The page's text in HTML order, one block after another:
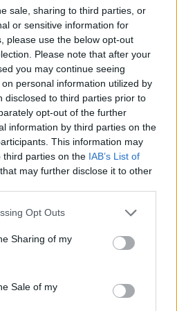
sale, sharing to third parties, or
or sensitive information for
please use the below opt-out
Please note that after your
you may continue seeing
personal information utilized by
disclosed to third parties prior to
opt-out of the further
information by third parties on the
This information may
third parties on the IAB’s List of
that may further disclose it to other
app uses one or more Google
behaviour. You may click to
and its third-party tags to
purposes in below Google
Opt Outs
Sharing of my
Sale of my
a manók.
manóés csapata jelentkezett,
reptetni a madarakat
a friss, vörös szekfűket
mindig nagyon drágán
konkurencia, meg nagy
A közmanóknak
...
oldalra egy évig, amíg le lesz
továbbra is a manók.
tele volt atökehócipője,
a manók, ahelyett, hogy
ezért megkérte a helyettesét,
, aki éppen itthon volt két
találjon ki valamit.
kiállt a manók elé:
Megvan a megoldás!